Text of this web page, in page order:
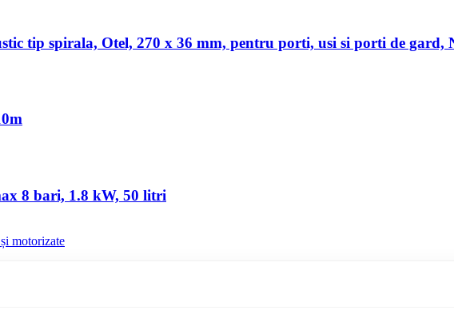
tip spirala, Otel, 270 x 36 mm, pentru porti, usi si porti de gard,
8 bari, 1.8 kW, 50 litri
motorizate